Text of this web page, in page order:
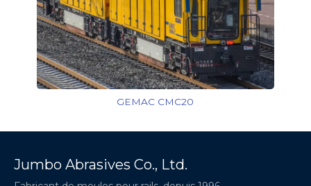
GEMAC CMC20
Jumbo Abrasives Co., Ltd.